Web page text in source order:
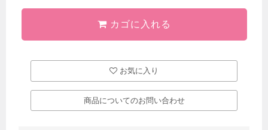
カゴに入れる
お気に入り
商品についてのお問い合わせ